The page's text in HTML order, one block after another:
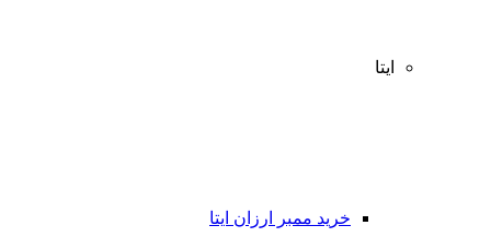
ایتا
خرید ممبر ارزان ایتا